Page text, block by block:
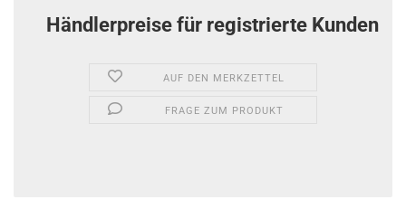
Händlerpreise für registrierte Kunden
AUF DEN MERKZETTEL
FRAGE ZUM PRODUKT